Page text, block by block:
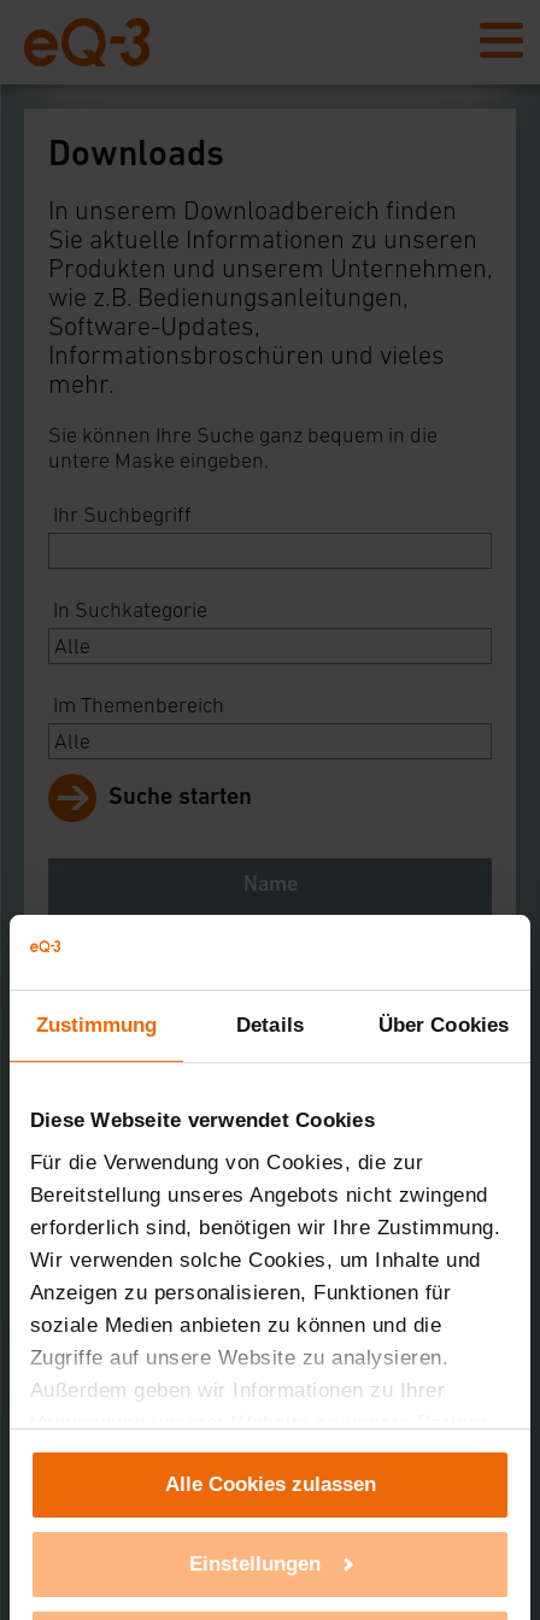
Zustimmung Details Über Cookies
Diese Webseite verwendet Cookies
Für die Verwendung von Cookies, die zur
Bereitstellung unseres Angebots nicht zwingend
erforderlich sind, benötigen wir Ihre Zustimmung.
Wir verwenden solche Cookies, um Inhalte und
Anzeigen zu personalisieren, Funktionen für
soziale Medien anbieten zu können und die
Zugriffe auf unsere Website zu analysieren.
Außerdem geben wir Informationen zu Ihrer
Verwendung unserer Website an unsere Partner
für soziale Medien, Werbung und Analysen weiter.
Unsere Partner führen diese Informationen
möglicherweise mit weiteren Daten zusammen,
die Sie ihnen bereitgestellt haben oder die sie im
Alle Cookies zulassen
Einstellungen
Downloads
In unserem Downloadbereich finden
Sie aktuelle Informationen zu unseren
Produkten und unserem Unternehmen,
wie z.B. Bedienungsanleitungen,
Software-Updates,
Informationsbroschüren und vieles
mehr.
Sie können Ihre Suche ganz bequem in die
untere Maske eingeben.
Ihr Suchbegriff
In Suchkategorie
Im Themenbereich
Suche starten
Name
FHT 8 Funk-Heizkörperthermostat
Kurz-Bez.: FHT8R-2
Artikel-Nr.: 90825
12.10.2007
85,95 KB
Technischer Support
unserer Produkte?
mehr Infos